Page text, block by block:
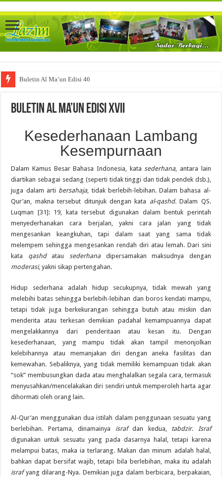
Buletin Al Ma’un Edisi 46
Buletin Al Ma’un Edisi XVII
Kesederhanaan Lambang
Kesempurnaan
Dalam Kamus Besar Bahasa Indonesia, katasederhana, antara lain
diartikan sebagai sedang (seperti tidak tinggi dan tidak pendek dsb.),
juga dalam arti bersahaja, tidak berlebih-lebihan. Dalam bahasa al-
Qur’an, makna tersebut ditunjuk dengan kata al-qashd. Dalam QS.
Luqman [31]: 19, kata tersebut digunakan dalam bentuk perintah
menyederhanakan cara berjalan, yakni cara jalan yang tidak
mengesankan keangkuhan, tapi dalam saat yang sama tidak
melempem sehingga mengesankan rendah diri atau lemah. Dari sini
kata qashd atausederhanadipersamakan maksudnya dengan
moderasi, yakni sikap pertengahan.
Hidup sederhana adalah hidup secukupnya, tidak mewah yang
melebihi batas sehingga berlebih-lebihan dan boros kendati mampu,
tetapi tidak juga berkekurangan sehingga butuh atau miskin dan
menderita atau terkesan demikian padahal kemampuannya dapat
mengelakkannya dari penderitaan atau kesan itu. Dengan
kesederhanaan, yang mampu tidak akan tampil menonjolkan
kelebihannya atau memanjakan diri dengan aneka fasilitas dan
kemewahan. Sebaliknya, yang tidak memiliki kemampuan tidak akan
“sok” membusungkan dada atau menghalalkan segala cara, termasuk
menyusahkan/mencelakakan diri sendiri untuk memperoleh harta agar
dihormati oleh orang lain.
Al-Qur’an menggunakan dua istilah dalam penggunaan sesuatu yang
berlebihan. Pertama, dinamainya israfdan kedua, tabdzir. Israf
digunakan untuk sesuatu yang pada dasarnya halal, tetapi karena
melampui batas, maka ia terlarang. Makan dan minum adalah halal,
bahkan dapat bersifat wajib, tetapi bila berlebihan, maka itu adalah
israfyang dilarang-Nya. Demikian juga dalam berbicara, berpakaian,